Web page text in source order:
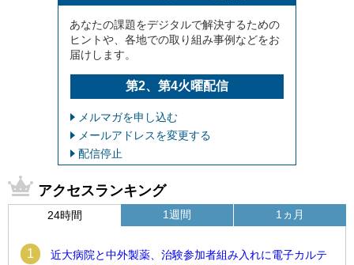
あなたの課題をデジタルで解決するための
ヒントや、各地での取り組み事例などをお
届けします。
第2、第4火曜配信
メルマガを申し込む
メールアドレスを変更する
配信停止
アクセスランキング
24時間
1
近大病院と中外製薬、治験参加者組み入れに電子カルテ
1週間 1ヵ月